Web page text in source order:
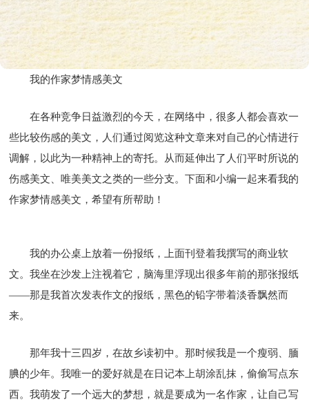
我的作家梦情感美文
在各种竞争日益激烈的今天，在网络中，很多人都会喜欢一
些比较伤感的美文，人们通过阅览这种文章来对自己的心情进行
调解，以此为一种精神上的寄托。从而延伸出了人们平时所说的
伤感美文、唯美美文之类的一些分支。下面和小编一起来看我的
作家梦情感美文，希望有所帮助！
我的办公桌上放着一份报纸，上面刊登着我撰写的商业软
文。我坐在沙发上注视着它，脑海里浮现出很多年前的那张报纸
——那是我首次发表作文的报纸，黑色的铅字带着淡香飘然而
来。
那年我十三四岁，在故乡读初中。那时候我是一个瘦弱、腼
腆的少年。我唯一的爱好就是在日记本上胡涂乱抹，偷偷写点东
西。我萌发了一个远大的梦想，就是要成为一名作家，让自己写